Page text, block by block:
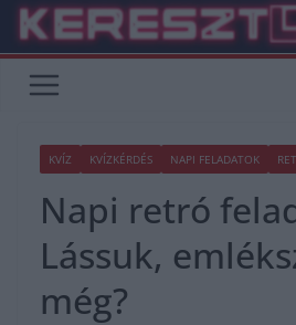
Skip
content
KVÍZ KVÍZKÉRDÉS NAPI FELADATOK
Napi retró
Lássuk,
még?